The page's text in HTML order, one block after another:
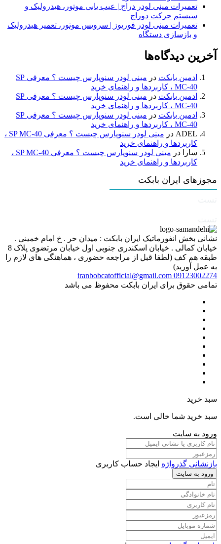
تعمیرات مینی لودر دراج | عیب یابی موتور، هیدرولیک و
سیستم حرکت دوراج
تعمیرات مینی لودر فوریوز | سرویس موتور، تعمیر هیدرولیک
و بازسازی دستگاه
آخرین دیدگاه‌ها
ادمین بابکت در
مینی لودر سنوپارس چیست ؟ معرفی SP
MC-40 ، کاربردها و راهنمای خرید
ادمین بابکت در
مینی لودر سنوپارس چیست ؟ معرفی SP
MC-40 ، کاربردها و راهنمای خرید
ادمین بابکت در
مینی لودر سنوپارس چیست ؟ معرفی SP
MC-40 ، کاربردها و راهنمای خرید
ADEL در
مینی لودر سنوپارس چیست ؟ معرفی SP MC-40 ،
کاربردها و راهنمای خرید
سارا
در
مینی لودر سنوپارس چیست ؟ معرفی SP MC-40 ،
کاربردها و راهنمای خرید
مجوزهای ایران بابکت
نشانی بخش انفورماتیک ایران بابکت : میدان حر . خ امام خمینی .
خیابان کمالی . خیابان اسکندری جنوبی اول خیابان مرتضوی پلاک 8
طبقه هم کف (لطفا قبل از مراجعه حضوری ، هماهنگی های لازم را
به عمل آورید)
09123002274
iranbobcatofficial@gmail.com
تمامی حقوق برای ایران بابکت محفوظ می باشد
سبد خرید
سبد خرید شما خالی است.
ورود به سایت
بازنشانی گذرواژه ایجاد حساب کاربری
ورود به سایت